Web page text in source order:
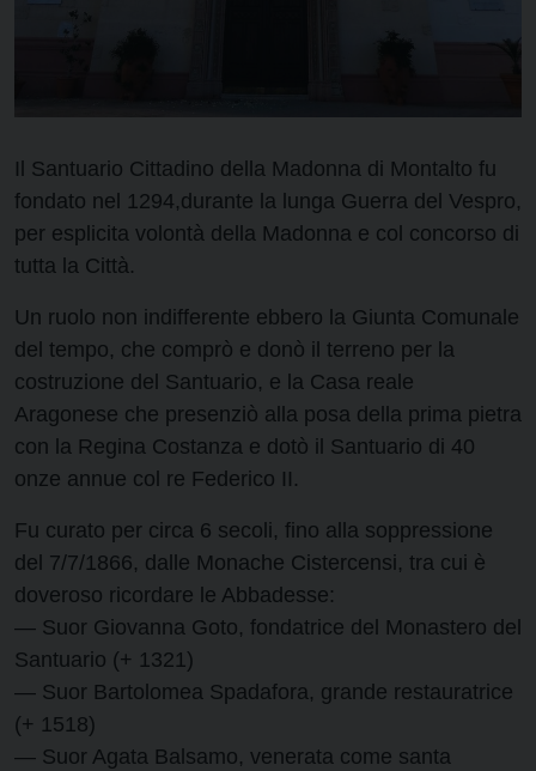
Il Santuario Cittadino della Madonna di Montalto fu
fondato nel 1294,durante la lunga Guerra del Vespro,
per esplicita volontà della Madonna e col concorso di
tutta la Città.
Un ruolo non indifferente ebbero la Giunta Comunale
del tempo, che comprò e donò il terreno per la
costruzione del Santuario, e la Casa reale
Aragonese che presenziò alla posa della prima pietra
con la Regina Costanza e dotò il Santuario di 40
onze annue col re Federico II.
Fu curato per circa 6 secoli, fino alla soppressione
del 7/7/1866, dalle Monache Cistercensi, tra cui è
doveroso ricordare le Abbadesse:
— Suor Giovanna Goto, fondatrice del Monastero del
Santuario (+ 1321)
— Suor Bartolomea Spadafora, grande restauratrice
(+ 1518)
— Suor Agata Balsamo, venerata come santa